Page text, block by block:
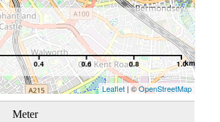
0.4 0.6 0.8 1.0km
Leaflet| ©OpenStreetMap
Meter